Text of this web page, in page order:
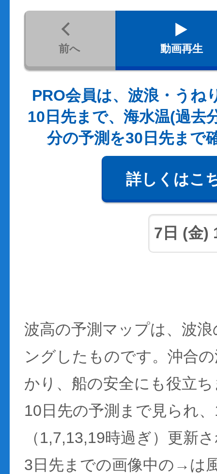
前へ 動画再生
PRO会員は、波浪・うね
10日先まで、海水温(過去
分の予測を30日先まで
詳しくはこ
波高の予測マップは、波
ングしたものです。沖合
かり、船の安全にも役立
10日先の予測まで見られ
（1,7,13,19時過ぎ）更新
3日先までの画像中の→は